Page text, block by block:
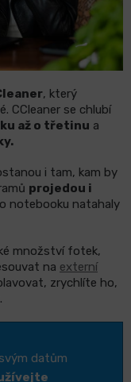
, který
CCleaner se chlubí
až o třetinu a
i tam, kam by
projedou i
notebooku natahaly
množství fotek,
na externí
zrychlíte ho,
datům